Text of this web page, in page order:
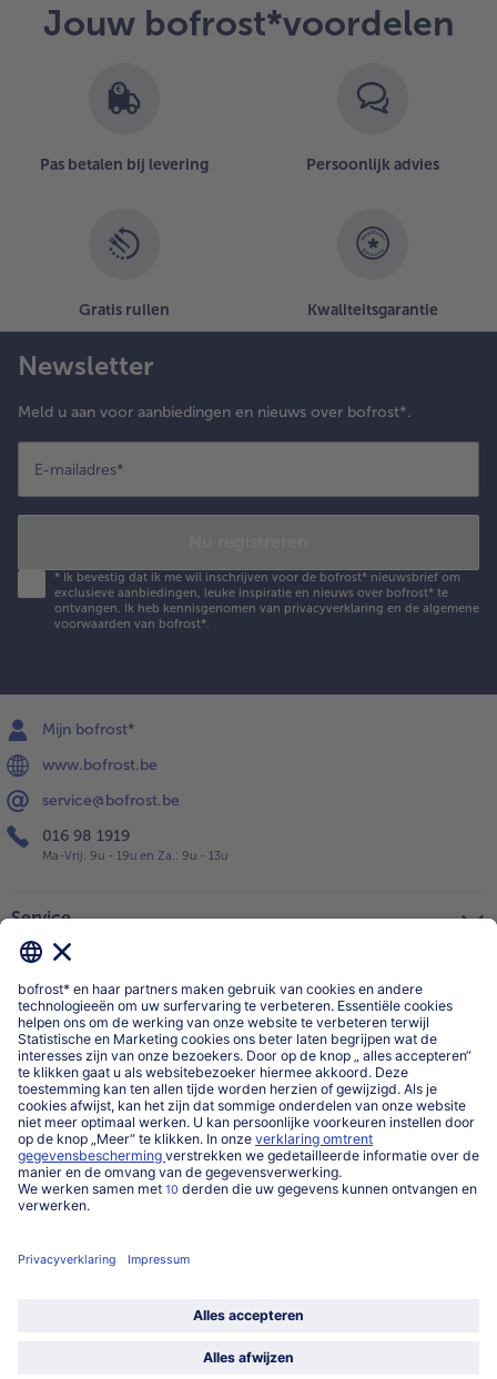
Jouw bofrost*voordelen
Pas betalen bij levering Persoonlijk advies
Gratis ruilen Kwaliteitsgarantie
Newsletter
Meld u aan voor aanbiedingen en nieuws over bofrost*.
E-mailadres*
* Ik bevestig dat ik me wil inschrijven voor de bofrost* nieuwsbrief om
exclusieve aanbiedingen, leuke inspiratie en nieuws over bofrost* te
ontvangen. Ik heb kennisgenomen van privacyverklaring en de algemene
voorwaarden van bofrost*.
Mijn bofrost*
www.bofrost.be
service@bofrost.be
016 98 1919
Ma-Vrij: 9u - 19u en Za.: 9u - 13u
Service
Categorieën
Land / Taal selecteren